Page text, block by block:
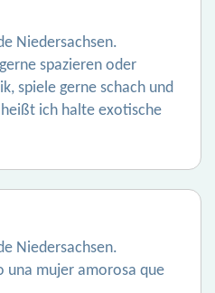
Niedersachsen.
spazieren oder
spiele gerne schach und
ich halte exotische
Niedersachsen.
una mujer amorosa que